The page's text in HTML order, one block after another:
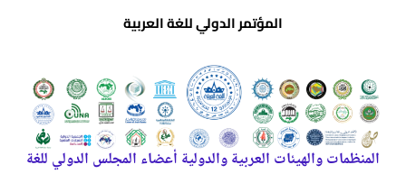
المؤتمر الدولي للغة العربية
المنظمات والهيئات العربية والدولية أعضاء المجلس الدولي للغة